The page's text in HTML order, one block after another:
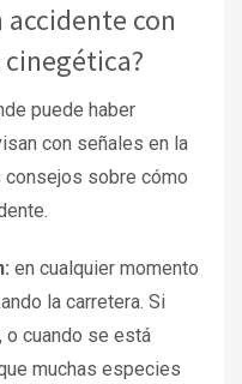
con
puede haber
con señales en la
consejos sobre cómo
en cualquier momento
la carretera. Si
o cuando se está
muchas especies